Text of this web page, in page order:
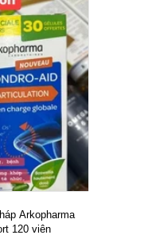
Arkopharma
120 viên